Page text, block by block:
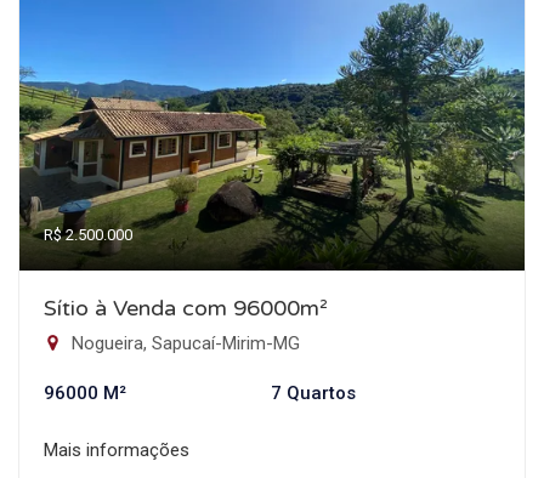
R$ 2.500.000
Sítio à Venda com 96000m²
Nogueira, Sapucaí-Mirim-MG
96000 M² 7 Quartos
Mais informações